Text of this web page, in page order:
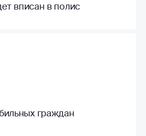
вписан в полис
граждан